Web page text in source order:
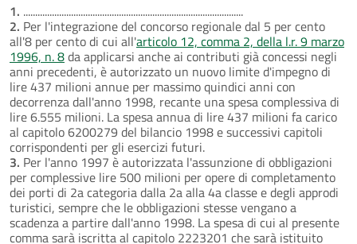
1. ............................................................................................
2. Per l'integrazione del concorso regionale dal 5 per cento
all'8 per cento di cui all'articolo 12, comma 2, della l.r. 9 marzo
1996, n. 8da applicarsi anche ai contributi già concessi negli
anni precedenti, è autorizzato un nuovo limite d'impegno di
lire 437 milioni annue per massimo quindici anni con
decorrenza dall'anno 1998, recante una spesa complessiva di
lire 6.555 milioni. La spesa annua di lire 437 milioni fa carico
al capitolo 6200279 del bilancio 1998 e successivi capitoli
corrispondenti per gli esercizi futuri.
3. Per l'anno 1997 è autorizzata l'assunzione di obbligazioni
per complessive lire 500 milioni per opere di completamento
dei porti di 2a categoria dalla 2a alla 4a classe e degli approdi
turistici, sempre che le obbligazioni stesse vengano a
scadenza a partire dall'anno 1998. La spesa di cui al presente
comma sarà iscritta al capitolo 2223201 che sarà istituito